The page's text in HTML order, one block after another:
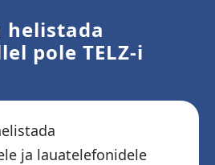
helistada
pole TELZ-i
ja lauatelefonidele